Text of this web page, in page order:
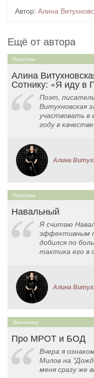
Автор: Алина
Ещё от автора
Политика
Алина
Сотнику: «Я иду в
Поэт,
Витухновская
участвовать
году в
Алина
Политика
Навальный
Я считаю
эффективным
добился по
тактика его в
Алина
Экономика
Про МРОТ и БОД
Вчера я
Милов на
меня сразу же